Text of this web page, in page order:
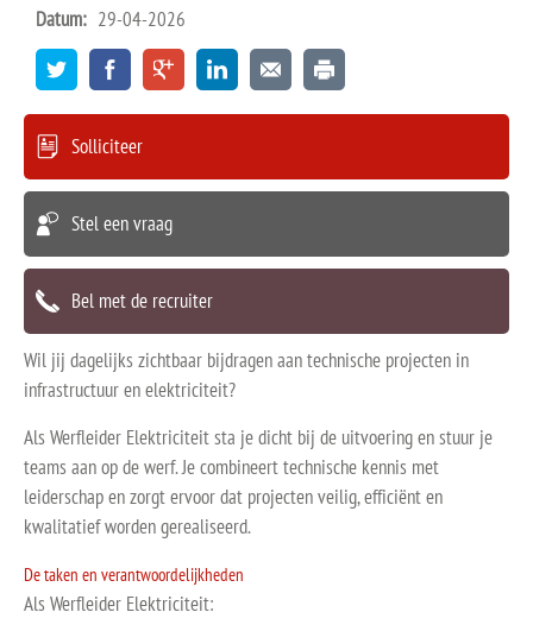
Datum: 29-04-2026
Solliciteer
Stel een vraag
Bel met de recruiter
Wil jij dagelijks zichtbaar bijdragen aan technische projecten in
infrastructuur en elektriciteit?
Als Werfleider Elektriciteit sta je dicht bij de uitvoering en stuur je
teams aan op de werf. Je combineert technische kennis met
leiderschap en zorgt ervoor dat projecten veilig, efficiënt en
kwalitatief worden gerealiseerd.
De taken en verantwoordelijkheden
Als Werfleider Elektriciteit: